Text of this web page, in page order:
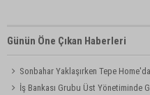
Günün Öne Çıkan Haberleri
Sonbahar Yaklaşırken Tepe
İş Bankası Grubu Üst Yönetiminde